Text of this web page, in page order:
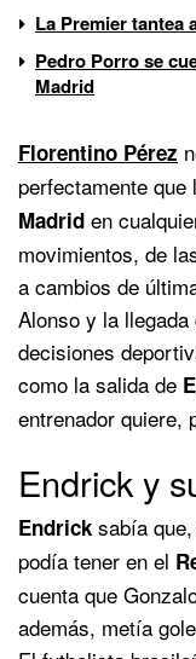
La Premier tantea
Pedro Porro se
Madrid
Florentino Pérez
perfectamente
Madrid en
movimientos, de
a cambios de
Alonso y la
decisiones
como la salida de
entrenador quiere,
Endrick y
Endrick sabía
podía tener en el
cuenta que
además, metía